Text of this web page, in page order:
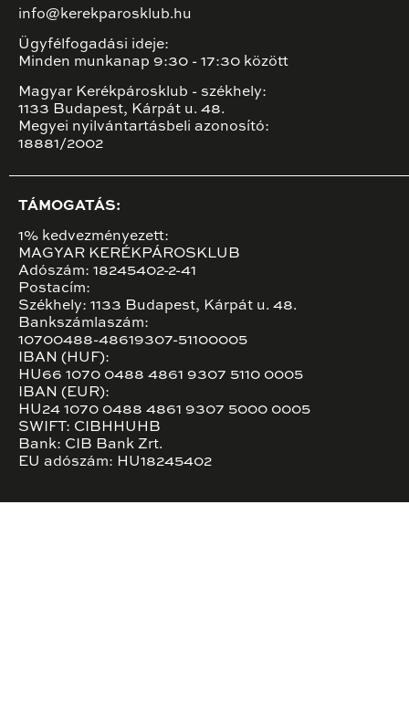
info@kerekparosklub.hu
Ügyfélfogadási ideje:
Minden munkanap 9:30 - 17:30 között
Magyar Kerékpárosklub - székhely:
1133 Budapest, Kárpát u. 48.
Megyei nyilvántartásbeli azonosító:
18881/2002
TÁMOGATÁS:
1% kedvezményezett:
MAGYAR KERÉKPÁROSKLUB
Adószám: 18245402-2-41
Postacím:
Székhely: 1133 Budapest, Kárpát u. 48.
Bankszámlaszám:
10700488-48619307-51100005
IBAN (HUF):
HU66 1070 0488 4861 9307 5110 0005
IBAN (EUR):
HU24 1070 0488 4861 9307 5000 0005
SWIFT: CIBHHUHB
Bank: CIB Bank Zrt.
EU adószám: HU18245402